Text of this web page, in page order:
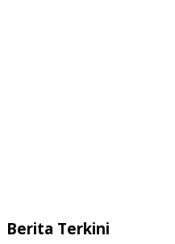
Berita Terkini